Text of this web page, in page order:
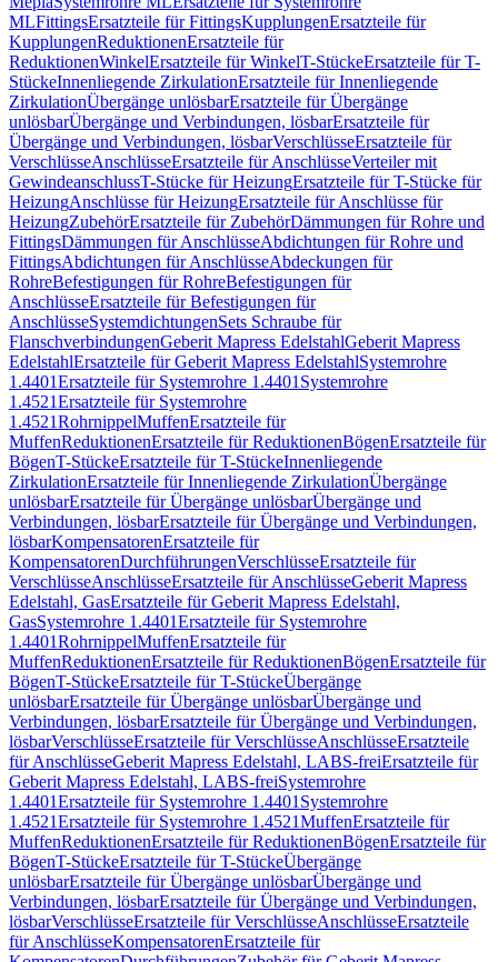
MLFittingsErsatzteile für FittingsKupplungenErsatzteile für
KupplungenReduktionenErsatzteile für
ReduktionenWinkelErsatzteile für WinkelT-StückeErsatzteile für T-
StückeInnenliegende ZirkulationErsatzteile für Innenliegende
ZirkulationÜbergänge unlösbarErsatzteile für Übergänge
unlösbarÜbergänge und Verbindungen, lösbarErsatzteile für
Übergänge und Verbindungen, lösbarVerschlüsseErsatzteile für
VerschlüsseAnschlüsseErsatzteile für AnschlüsseVerteiler mit
GewindeanschlussT-Stücke für HeizungErsatzteile für T-Stücke für
HeizungAnschlüsse für HeizungErsatzteile für Anschlüsse für
HeizungZubehörErsatzteile für ZubehörDämmungen für Rohre und
FittingsDämmungen für AnschlüsseAbdichtungen für Rohre und
FittingsAbdichtungen für AnschlüsseAbdeckungen für
RohreBefestigungen für RohreBefestigungen für
AnschlüsseErsatzteile für Befestigungen für
AnschlüsseSystemdichtungenSets Schraube für
FlanschverbindungenGeberit Mapress EdelstahlGeberit Mapress
EdelstahlErsatzteile für Geberit Mapress EdelstahlSystemrohre
1.4401Ersatzteile für Systemrohre 1.4401 Systemrohre
1.4521Ersatzteile für Systemrohre
1.4521RohrnippelMuffenErsatzteile für
MuffenReduktionenErsatzteile für ReduktionenBögenErsatzteile für
BögenT-StückeErsatzteile für T-StückeInnenliegende
ZirkulationErsatzteile für Innenliegende ZirkulationÜbergänge
unlösbarErsatzteile für Übergänge unlösbarÜbergänge und
Verbindungen, lösbarErsatzteile für Übergänge und Verbindungen,
lösbarKompensatorenErsatzteile für
KompensatorenDurchführungenVerschlüsseErsatzteile für
VerschlüsseAnschlüsseErsatzteile für AnschlüsseGeberit Mapress
Edelstahl, GasErsatzteile für Geberit Mapress Edelstahl,
GasSystemrohre 1.4401Ersatzteile für Systemrohre
1.4401RohrnippelMuffenErsatzteile für
MuffenReduktionenErsatzteile für ReduktionenBögenErsatzteile für
BögenT-StückeErsatzteile für T-StückeÜbergänge
unlösbarErsatzteile für Übergänge unlösbarÜbergänge und
Verbindungen, lösbarErsatzteile für Übergänge und Verbindungen,
lösbarVerschlüsseErsatzteile für VerschlüsseAnschlüsseErsatzteile
für AnschlüsseGeberit Mapress Edelstahl, LABS-freiErsatzteile für
Geberit Mapress Edelstahl, LABS-freiSystemrohre
1.4401Ersatzteile für Systemrohre 1.4401 Systemrohre
1.4521Ersatzteile für Systemrohre 1.4521MuffenErsatzteile für
MuffenReduktionenErsatzteile für ReduktionenBögenErsatzteile für
BögenT-StückeErsatzteile für T-StückeÜbergänge
unlösbarErsatzteile für Übergänge unlösbarÜbergänge und
Verbindungen, lösbarErsatzteile für Übergänge und Verbindungen,
lösbarVerschlüsseErsatzteile für VerschlüsseAnschlüsseErsatzteile
für AnschlüsseKompensatorenErsatzteile für